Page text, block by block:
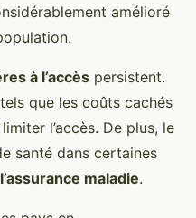
amélioré
à l’accès persistent.
que les coûts cachés
l’accès. De plus, le
santé dans certaines
maladie.